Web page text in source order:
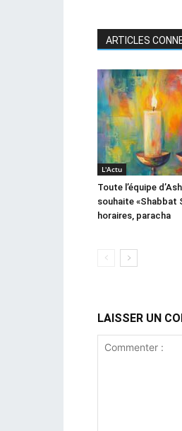
ARTICLES
L'Actu
Toute l’équipe
souhaite «Shabbat
horaires, paracha
LAISSER UN